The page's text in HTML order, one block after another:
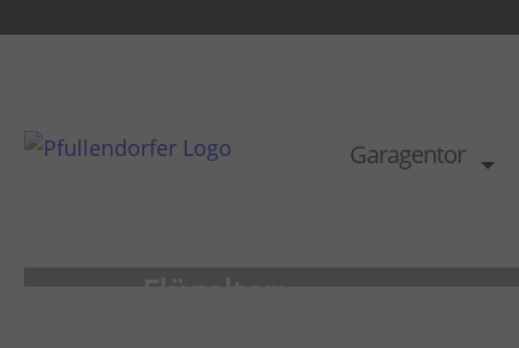
Garagentor